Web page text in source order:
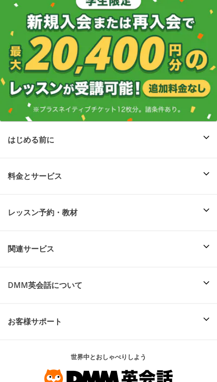
はじめる前に
料金とサービス
レッスン予約・教材
関連サービス
DMM英会話について
お客様サポート
世界中とおしゃべりしよう